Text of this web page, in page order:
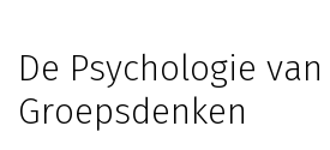
De Psychologie van
Groepsdenken